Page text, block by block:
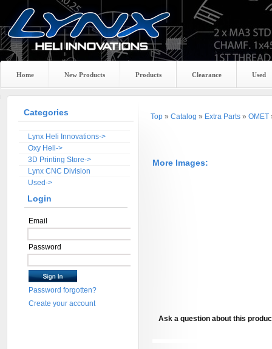
Home New Products Products Clearance Used
Top» Catalog » Extra Parts» OMET
More Images:
Ask a question about this
Categories
Lynx Heli Innovations->
Oxy Heli->
3D Printing Store->
Lynx CNC Division
Used->
Login
Email
Password
Password forgotten?
Create your account